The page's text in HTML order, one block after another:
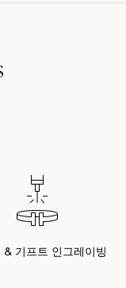
& 기프트 인그레이빙